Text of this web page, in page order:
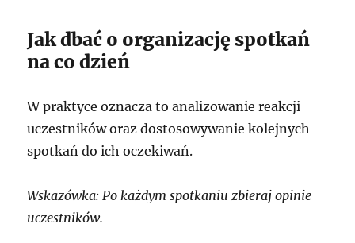
Jak dbać o organizację spotkań
na co dzień
W praktyce oznacza to analizowanie reakcji
uczestników oraz dostosowywanie kolejnych
spotkań do ich oczekiwań.
Wskazówka: Po każdym spotkaniu zbieraj opinie
uczestników.